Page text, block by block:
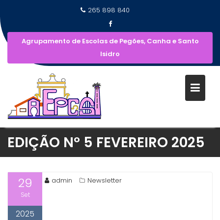
265 898 840
Agrupamento de Escolas de Pegões, Canha e Santo
Isidro
EDIÇÃO Nº 5 FEVEREIRO 2025
29
Set
2025
admin Newsletter